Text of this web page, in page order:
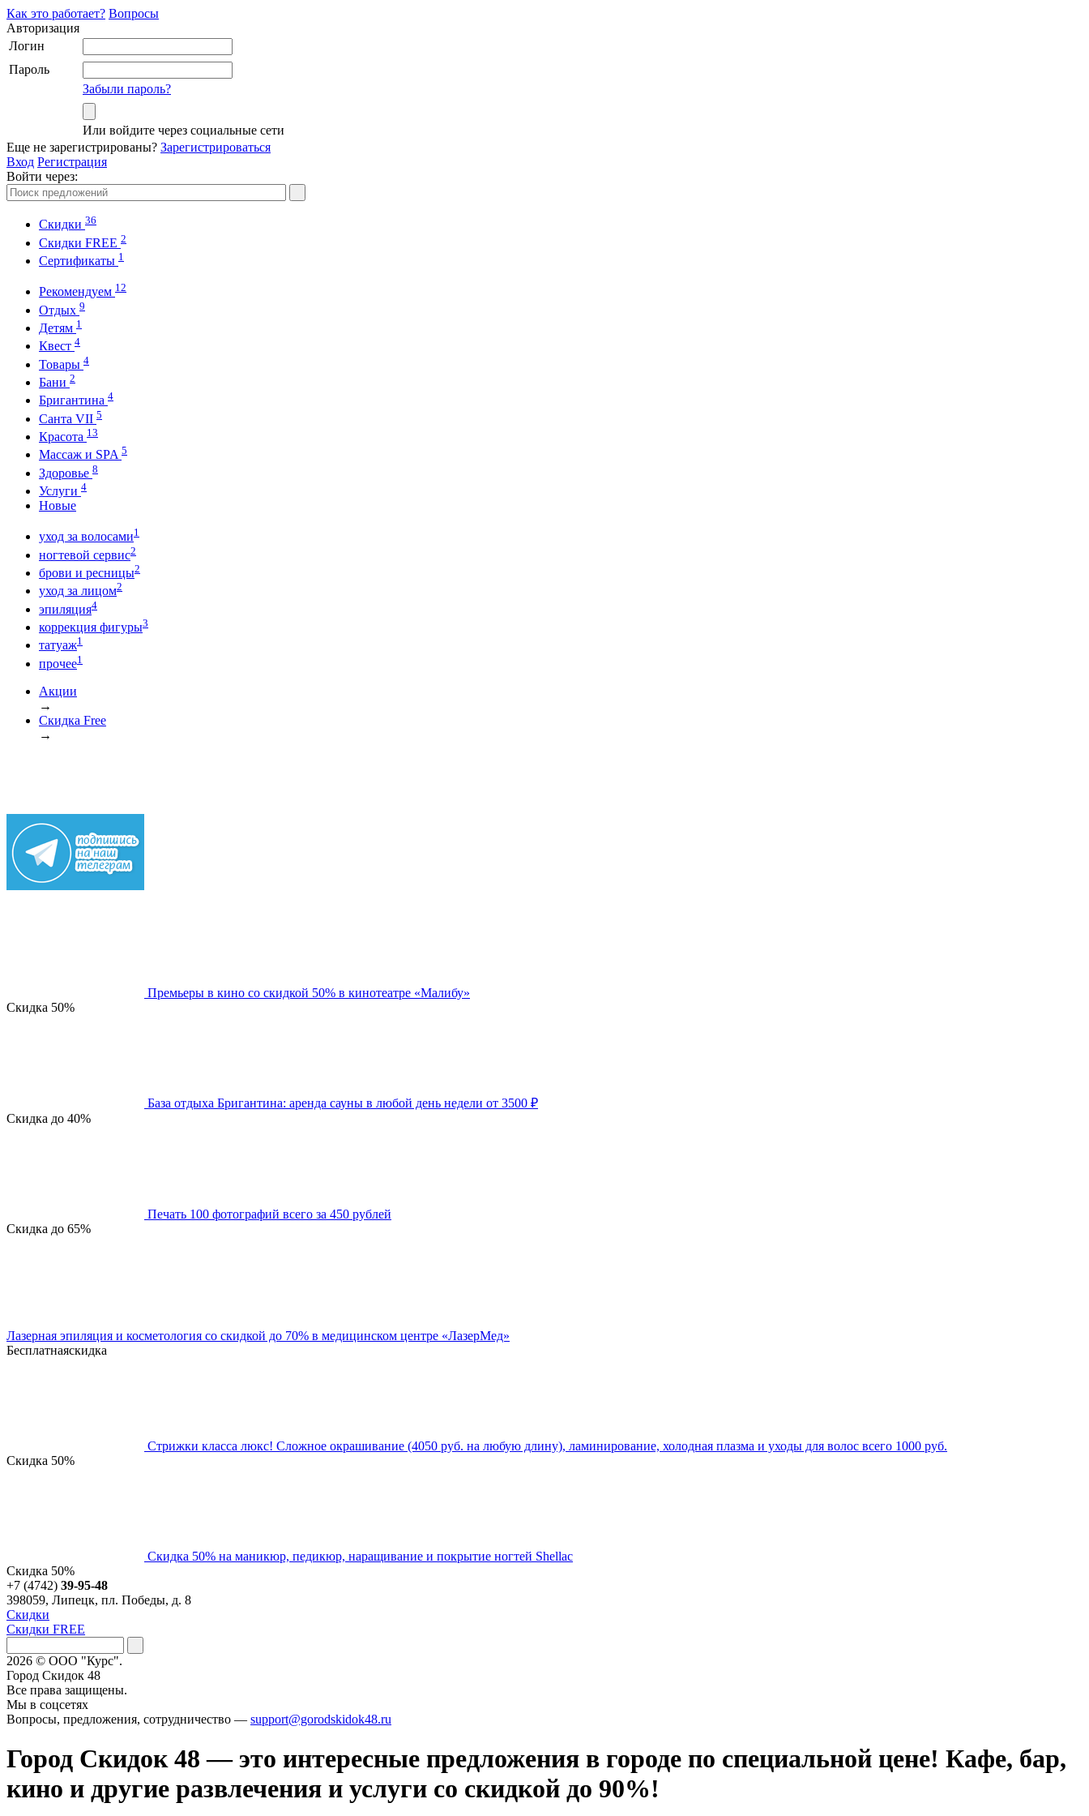
Как это работает? Вопросы
Авторизация
Логин
Пароль
Забыли пароль?
Или войдите через социальные сети
Еще не зарегистрированы? Зарегистрироваться
Вход Регистрация
Войти через:
Скидки 36
Cкидки FREE 2
Cертификаты 1
Рекомендуем 12
Отдых 9
Детям 1
Квест 4
Товары 4
Бани 2
Бригантина 4
Санта VII 5
Красота 13
Массаж и SPA 5
Здоровье 8
Услуги 4
Новые
уход за волосами1
ногтевой сервис2
брови и ресницы2
уход за лицом2
эпиляция4
коррекция фигуры3
татуаж1
прочее1
Акции
→
Скидка Free
→
Премьеры в кино со скидкой 50% в кинотеатре «Малибу»
Скидка 50%
База отдыха Бригантина: аренда сауны в любой день недели от 3500 ₽
Скидка до 40%
Печать 100 фотографий всего за 450 рублей
Скидка до 65%
Лазерная эпиляция и косметология со скидкой до 70% в медицинском центре «ЛазерМед»
Бесплатнаяскидка
Стрижки класса люкс! Сложное окрашивание (4050 руб. на любую длину), ламинирование, холодная плазма и уходы для волос всего 1000 руб.
Скидка 50%
Скидка 50% на маникюр, педикюр, наращивание и покрытие ногтей Shellac
Скидка 50%
+7 (4742) 39-95-48
398059, Липецк, пл. Победы, д. 8
Скидки
Скидки FREE
2026 © ООО "Курс".
Город Скидок 48
Все права защищены.
Мы в соцсетях
Вопросы, предложения, сотрудничество — support@gorodskidok48.ru
Город Скидок 48 — это интересные предложения в городе по специальной цене! Кафе, бар,
кино и другие развлечения и услуги со скидкой до 90%!